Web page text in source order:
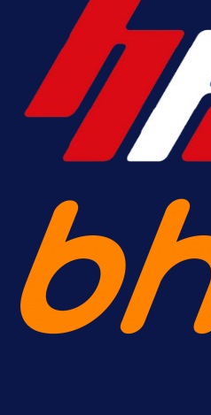
MrBit: Isprati
evropska
bonus
14 h 54 sekunda